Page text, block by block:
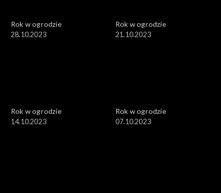
Rok w ogrodzie
28.10.2023
Rok w ogrodzie
21.10.2023
Rok w ogrodzie
14.10.2023
Rok w ogrodzie
07.10.2023